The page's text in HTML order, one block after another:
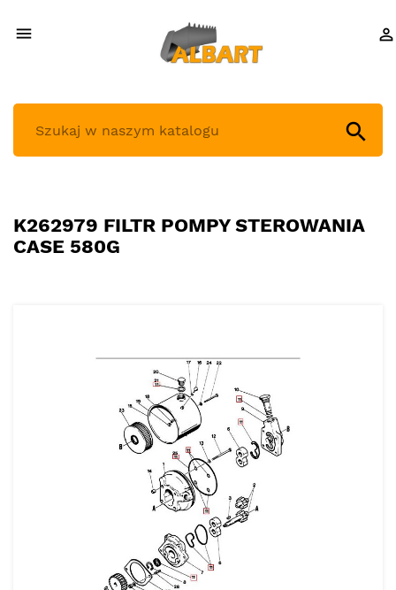
 

K262979 FILTR POMPY STEROWANIA
CASE 580G